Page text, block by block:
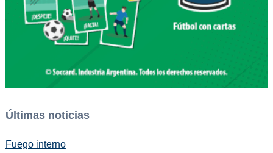
Últimas noticias
Fuego interno